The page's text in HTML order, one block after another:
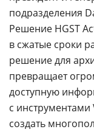
подразделения
Решение HGST
в сжатые сроки
решение для
превращает
доступную
с
создать